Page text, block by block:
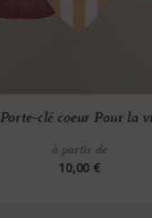
Porte-clé coeur Pour la
à partir de
10,00 €